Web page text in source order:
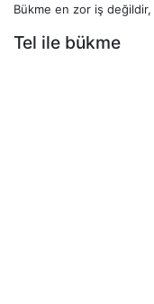
Bükme en zor iş
Tel ile bükme